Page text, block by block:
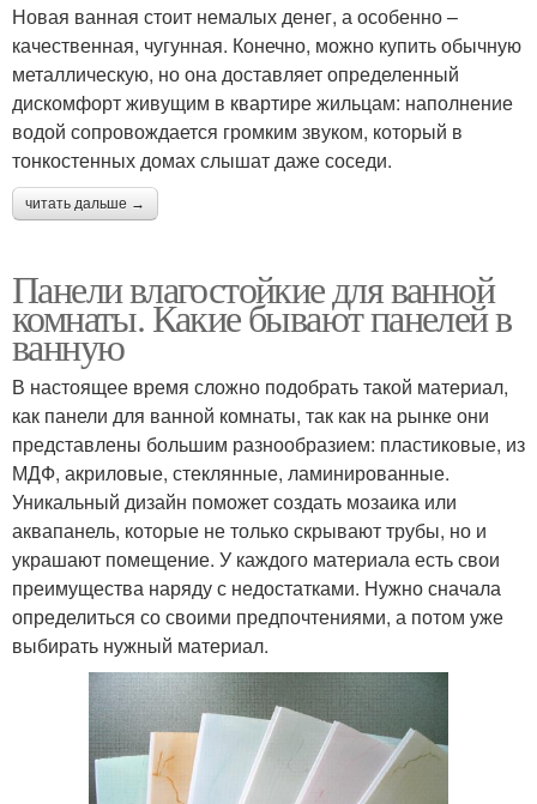
Новая ванная стоит немалых денег, а особенно –
качественная, чугунная. Конечно, можно купить обычную
металлическую, но она доставляет определенный
дискомфорт живущим в квартире жильцам: наполнение
водой сопровождается громким звуком, который в
тонкостенных домах слышат даже соседи.
читать дальше →
Панели влагостойкие для ванной
комнаты. Какие бывают панелей в
ванную
В настоящее время сложно подобрать такой материал,
как панели для ванной комнаты, так как на рынке они
представлены большим разнообразием: пластиковые, из
МДФ, акриловые, стеклянные, ламинированные.
Уникальный дизайн поможет создать мозаика или
аквапанель, которые не только скрывают трубы, но и
украшают помещение. У каждого материала есть свои
преимущества наряду с недостатками. Нужно сначала
определиться со своими предпочтениями, а потом уже
выбирать нужный материал.